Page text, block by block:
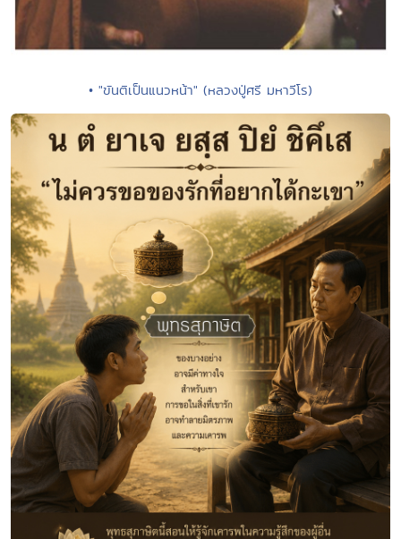
• "ขันติเป็นแนวหน้า" (หลวงปู่ศรี มหาวีโร)